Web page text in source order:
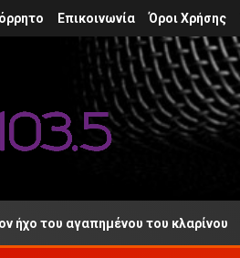
Επικοινωνία Όροι Χρήσης
αγαπημένου του κλαρίνου